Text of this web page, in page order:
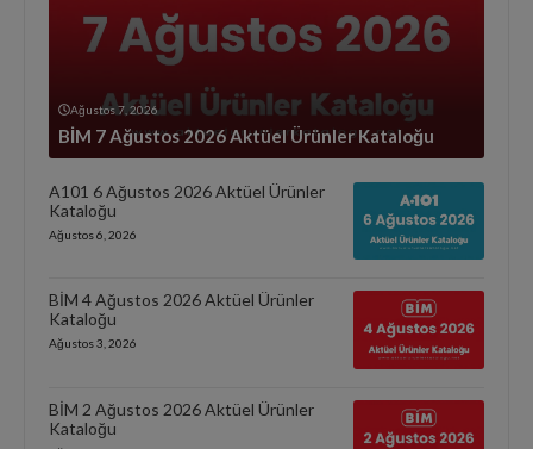
Ağustos 7, 2026
BİM 7 Ağustos 2026 Aktüel Ürünler Kataloğu
A101 6 Ağustos 2026 Aktüel Ürünler
Kataloğu
Ağustos 6, 2026
BİM 4 Ağustos 2026 Aktüel Ürünler
Kataloğu
Ağustos 3, 2026
BİM 2 Ağustos 2026 Aktüel Ürünler
Kataloğu